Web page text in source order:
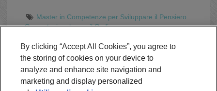
Master in Competenze per Sviluppare il Pensiero
Computazionale con il Coding
Richiedi Informazioni
By clicking “Accept All Cookies”, you agree to
the storing of cookies on your device to
analyze and enhance site navigation and
marketing and display personalized